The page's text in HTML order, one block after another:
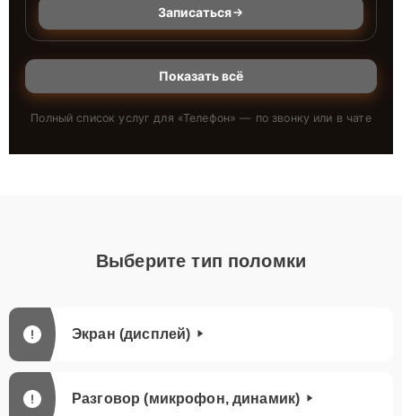
Записаться
Показать всё
Полный список услуг для «Телефон» — по звонку или в чате
Выберите тип поломки
Экран (дисплей)
Разговор (микрофон, динамик)